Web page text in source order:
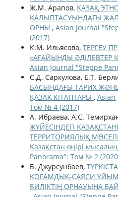
Ж.М. Арапов, ҚАЗАҚ
ҚАЛЫПТАСУЫНДАҒЫ
ОРНЫ , Asian Journal
(2017)
К.М. Ильясова, ТЕРГЕУ
«АҒАЙЫНДЫ ӘДІЛЕВТЕР
Asian Journal "Steppe
С.Д. Саркулова, Е.Т.
БАСЫНДАҒЫ ТАРИХ
ҚАЗАҚ КІТАПТАРЫ , Asian
Том № 4 (2017)
А. Ибраева, А.С.
ЖҮЙЕСІНДЕГІ
ТЕРРИТОРИЯЛЫҚ
Қазақстан өңірі
Panorama": Том № 2
Б. Джурсунбаев,
ҚОҒАМДЫҚ-САЯСИ
БИЛІКТІҢ ОРНАУЫНА